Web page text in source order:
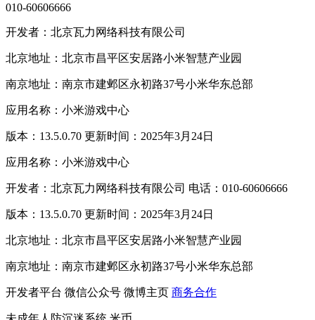
010-60606666
开发者：北京瓦力网络科技有限公司
北京地址：北京市昌平区安居路小米智慧产业园
南京地址：南京市建邺区永初路37号小米华东总部
应用名称：小米游戏中心
版本：13.5.0.70 更新时间：2025年3月24日
应用名称：小米游戏中心
开发者：北京瓦力网络科技有限公司 电话：010-60606666
版本：13.5.0.70 更新时间：2025年3月24日
北京地址：北京市昌平区安居路小米智慧产业园
南京地址：南京市建邺区永初路37号小米华东总部
开发者平台 微信公众号 微博主页 商务合作